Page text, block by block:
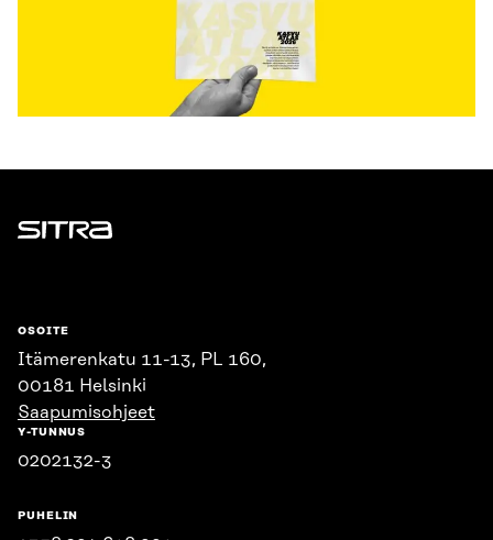
Sitra
OSOITE
Itämerenkatu 11-13, PL 160,
00181 Helsinki
Saapumisohjeet
Y-TUNNUS
0202132-3
PUHELIN